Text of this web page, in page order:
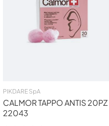
PIKDARE SpA
CALMOR TAPPO ANTIS 20PZ
22043